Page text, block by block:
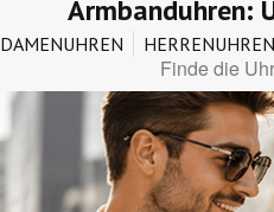
Armbanduhren:
DAMENUHREN HERRENUHREN
Finde die